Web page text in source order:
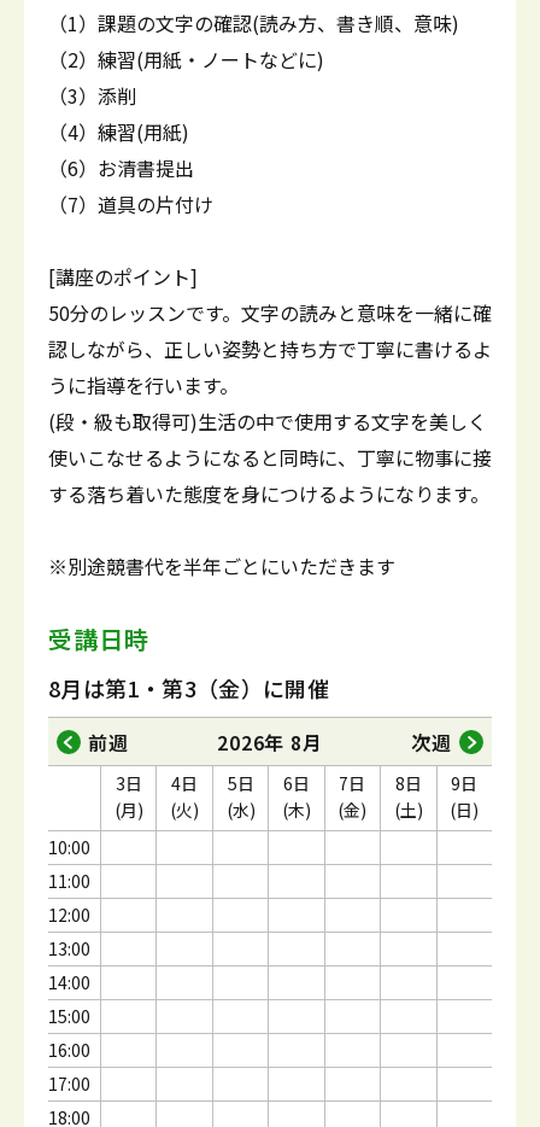
（1）課題の文字の確認(読み方、書き順、意味)
（2）練習(用紙・ノートなどに)
（3）添削
（4）練習(用紙)
（6）お清書提出
（7）道具の片付け
[講座のポイント]
50分のレッスンです。文字の読みと意味を一緒に確
認しながら、正しい姿勢と持ち方で丁寧に書けるよ
うに指導を行います。
(段・級も取得可)生活の中で使用する文字を美しく
使いこなせるようになると同時に、丁寧に物事に接
する落ち着いた態度を身につけるようになります。
※別途競書代を半年ごとにいただきます
受講日時
8月は第1・第3（金）に開催
前週 2026年 8月 次週
10:00
11:00
12:00
13:00
14:00
15:00
16:00
17:00
18:00
3日
(月)
4日
(火)
5日
(水)
6日
(木)
7日
(金)
8日
(土)
9日
(日)